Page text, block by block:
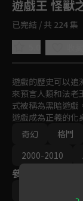
遊戲王 怪獸
已完結 / 共 224 集
遊戲的歷史可以追
來預言人類和法老
式被稱為黑暗遊戲
遊戲成為正義的化
「遊戲王」之稱展
奇幻
格鬥
2000-2010
參與演員